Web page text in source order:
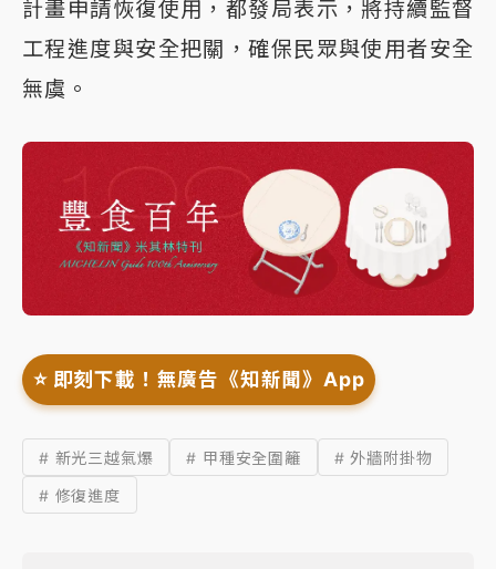
計畫申請恢復使用，都發局表示，將持續監督
工程進度與安全把關，確保民眾與使用者安全
無虞。
⭐️ 即刻下載！無廣告《知新聞》App
# 新光三越氣爆 # 甲種安全圍籬
# 外牆附掛物
# 修復進度